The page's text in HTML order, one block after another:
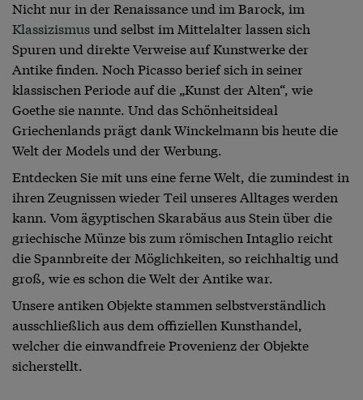
Nicht nur in der Renaissance und im Barock, im
Klassizismusund selbst im Mittelalter lassen sich
Spuren und direkte Verweise auf Kunstwerke der
Antike finden. Noch Picasso berief sich in seiner
klassischen Periode auf die „Kunst der Alten“, wie
Goethe sie nannte. Und das Schönheitsideal
Griechenlands prägt dank Winckelmann bis heute die
Welt der Models und der Werbung.
Entdecken Sie mit uns eine ferne Welt, die zumindest in
ihren Zeugnissen wieder Teil unseres Alltages werden
kann. Vom ägyptischen Skarabäus aus Stein über die
griechische Münze bis zum römischen Intaglio reicht
die Spannbreite der Möglichkeiten, so reichhaltig und
groß, wie es schon die Welt der Antike war.
Unsere antiken Objekte stammen selbstverständlich
ausschließlich aus dem offiziellen Kunsthandel,
welcher die einwandfreie Provenienz der Objekte
sicherstellt.